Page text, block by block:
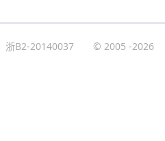
浙B2-20140037 © 2005 -2026